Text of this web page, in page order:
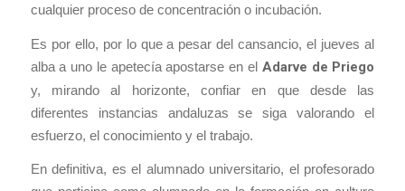
cualquier proceso de concentración o incubación.
Es por ello, por lo que a pesar del cansancio, el jueves al
alba a uno le apetecía apostarse en el Adarve de Priego
y, mirando al horizonte, confiar en que desde las
diferentes instancias andaluzas se siga valorando el
esfuerzo, el conocimiento y el trabajo.
En definitiva, es el alumnado universitario, el profesorado